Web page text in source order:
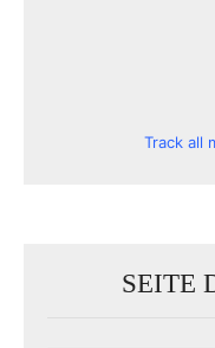
Track all
SEITE